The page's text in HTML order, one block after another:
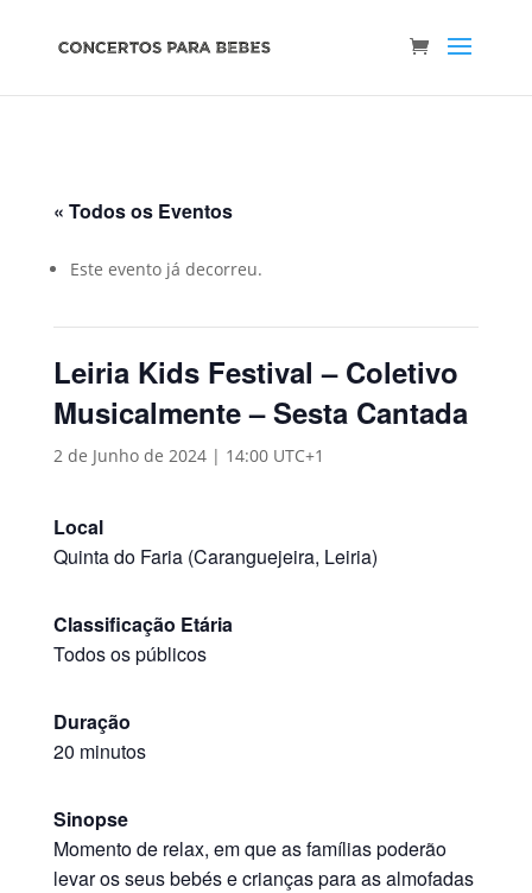
« Todos os Eventos
Este evento já decorreu.
Leiria Kids Festival – Coletivo
Musicalmente – Sesta Cantada
2 de Junho de 2024 | 14:00 UTC+1
Local
Quinta do Faria (Caranguejeira, Leiria)
Classificação Etária
Todos os públicos
Duração
20 minutos
Sinopse
Momento de relax, em que as famílias poderão
levar os seus bebés e crianças para as almofadas